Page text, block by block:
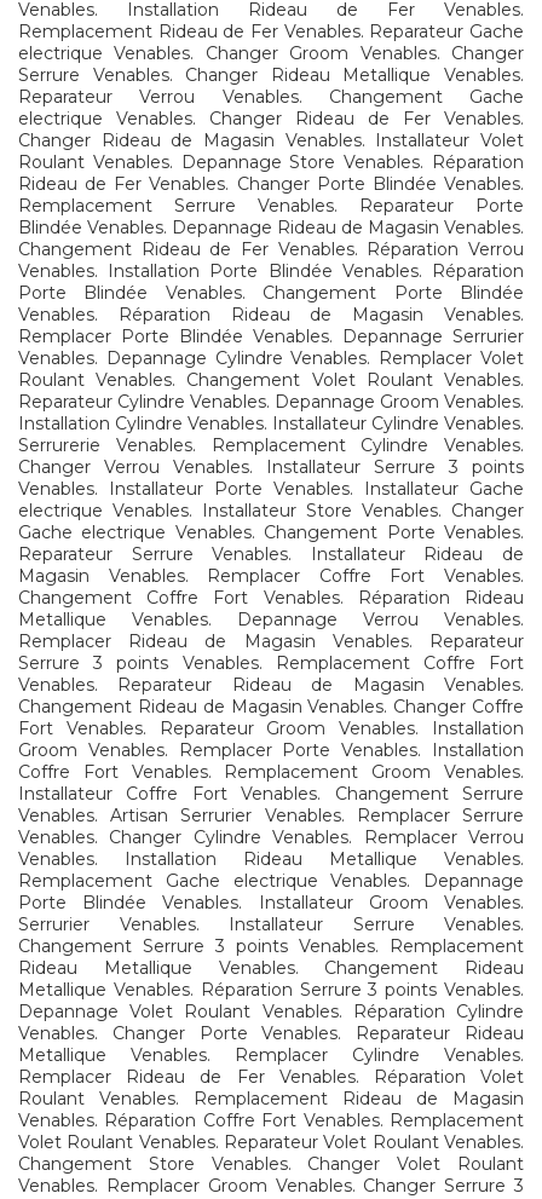
Venables. Installation Rideau de Fer Venables.
Remplacement Rideau de Fer Venables. Reparateur Gache
electrique Venables. Changer Groom Venables. Changer
Serrure Venables. Changer Rideau Metallique Venables.
Reparateur Verrou Venables. Changement Gache
electrique Venables. Changer Rideau de Fer Venables.
Changer Rideau de Magasin Venables. Installateur Volet
Roulant Venables. Depannage Store Venables. Réparation
Rideau de Fer Venables. Changer Porte Blindée Venables.
Remplacement Serrure Venables. Reparateur Porte
Blindée Venables. Depannage Rideau de Magasin Venables.
Changement Rideau de Fer Venables. Réparation Verrou
Venables. Installation Porte Blindée Venables. Réparation
Porte Blindée Venables. Changement Porte Blindée
Venables. Réparation Rideau de Magasin Venables.
Remplacer Porte Blindée Venables. Depannage Serrurier
Venables. Depannage Cylindre Venables. Remplacer Volet
Roulant Venables. Changement Volet Roulant Venables.
Reparateur Cylindre Venables. Depannage Groom Venables.
Installation Cylindre Venables. Installateur Cylindre Venables.
Serrurerie Venables. Remplacement Cylindre Venables.
Changer Verrou Venables. Installateur Serrure 3 points
Venables. Installateur Porte Venables. Installateur Gache
electrique Venables. Installateur Store Venables. Changer
Gache electrique Venables. Changement Porte Venables.
Reparateur Serrure Venables. Installateur Rideau de
Magasin Venables. Remplacer Coffre Fort Venables.
Changement Coffre Fort Venables. Réparation Rideau
Metallique Venables. Depannage Verrou Venables.
Remplacer Rideau de Magasin Venables. Reparateur
Serrure 3 points Venables. Remplacement Coffre Fort
Venables. Reparateur Rideau de Magasin Venables.
Changement Rideau de Magasin Venables. Changer Coffre
Fort Venables. Reparateur Groom Venables. Installation
Groom Venables. Remplacer Porte Venables. Installation
Coffre Fort Venables. Remplacement Groom Venables.
Installateur Coffre Fort Venables. Changement Serrure
Venables. Artisan Serrurier Venables. Remplacer Serrure
Venables. Changer Cylindre Venables. Remplacer Verrou
Venables. Installation Rideau Metallique Venables.
Remplacement Gache electrique Venables. Depannage
Porte Blindée Venables. Installateur Groom Venables.
Serrurier Venables. Installateur Serrure Venables.
Changement Serrure 3 points Venables. Remplacement
Rideau Metallique Venables. Changement Rideau
Metallique Venables. Réparation Serrure 3 points Venables.
Depannage Volet Roulant Venables. Réparation Cylindre
Venables. Changer Porte Venables. Reparateur Rideau
Metallique Venables. Remplacer Cylindre Venables.
Remplacer Rideau de Fer Venables. Réparation Volet
Roulant Venables. Remplacement Rideau de Magasin
Venables. Réparation Coffre Fort Venables. Remplacement
Volet Roulant Venables. Reparateur Volet Roulant Venables.
Changement Store Venables. Changer Volet Roulant
Venables. Remplacer Groom Venables. Changer Serrure 3